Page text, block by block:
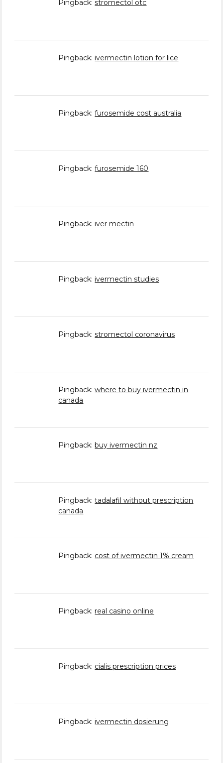
Pingback:stromectol otc
Pingback: ivermectin lotion for lice
Pingback:furosemide cost australia
Pingback:furosemide 160
Pingback: iver mectin
Pingback: ivermectin studies
Pingback:stromectol coronavirus
Pingback:where to buy ivermectin in
canada
Pingback:buy ivermectin nz
Pingback:tadalafil without prescription
canada
Pingback: cost of ivermectin 1% cream
Pingback: real casino online
Pingback: cialis prescription prices
Pingback: ivermectin dosierung